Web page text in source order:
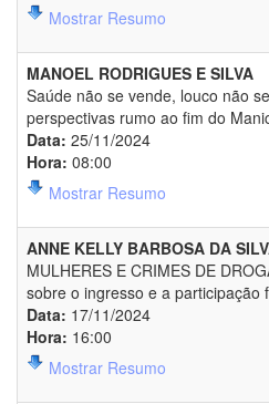
Mostrar Resumo
MANOEL RODRIGUES E SILVA
Saúde não se vende, louco não
perspectivas rumo ao fim do
Data: 25/11/2024
Hora: 08:00
Mostrar Resumo
ANNE KELLY BARBOSA DA
MULHERES E CRIMES DE
sobre o ingresso e a participação
Data: 17/11/2024
Hora: 16:00
Mostrar Resumo